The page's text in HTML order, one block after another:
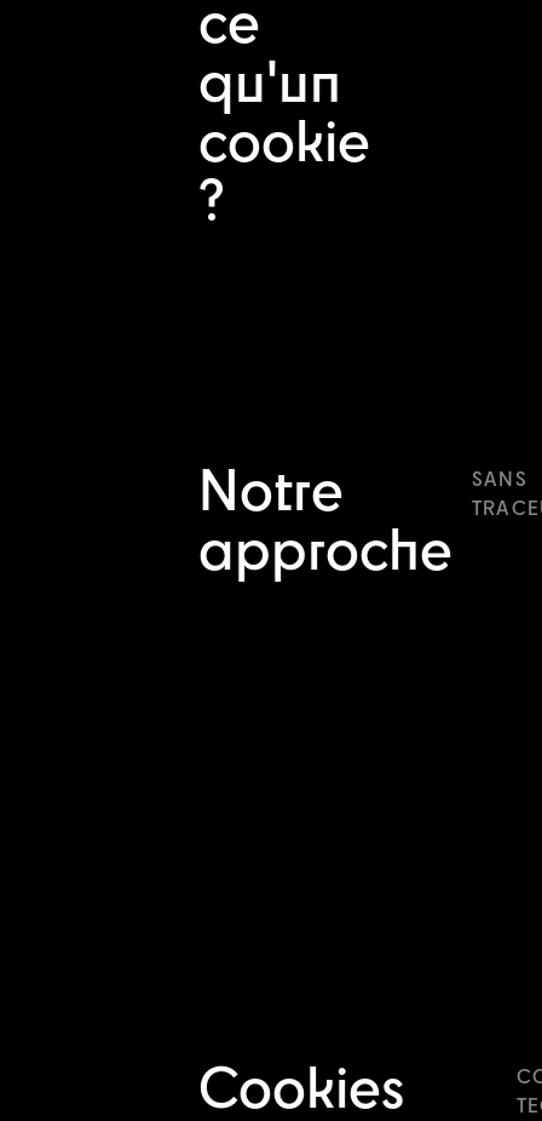
ce
qu'un
cookie
?
Notre
approche
SANS
Cookies